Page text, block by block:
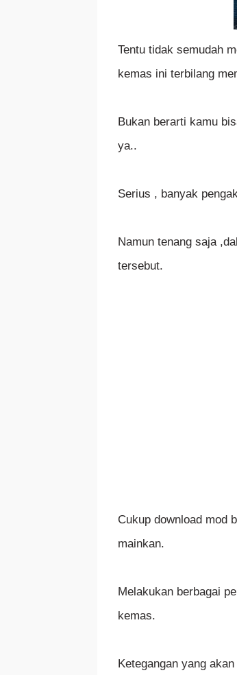
Tentu tidak semudah
kemas ini terbilang
Bukan berarti kamu
ya..
Serius , banyak
Namun tenang saja
tersebut.
Cukup download mod
mainkan.
Melakukan berbagai
kemas.
Ketegangan yang